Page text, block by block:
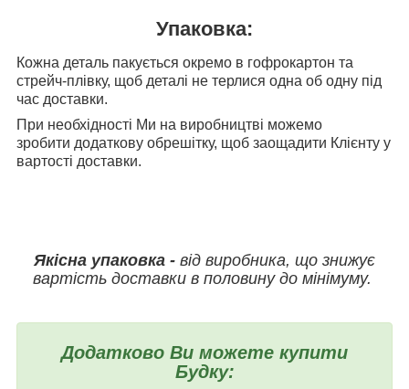
Упаковка:
Кожна деталь пакується окремо в гофрокартон та
стрейч-плівку, щоб деталі не терлися одна об одну під
час доставки.
При необхідності Ми на виробництві можемо
зробити додаткову обрешітку, щоб заощадити Клієнту у
вартості доставки.
Якісна упаковка - від виробника, що знижує
вартість доставки в половину до мінімуму.
Додатково Ви можете купити
Будку: